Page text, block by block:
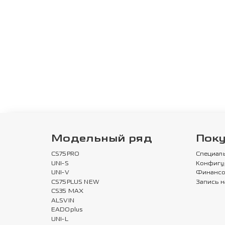
Модельный ряд
CS75PRO
UNI-S
UNI-V
CS75PLUS NEW
CS35 MAX
ALSVIN
EADOplus
UNI-L
Запись